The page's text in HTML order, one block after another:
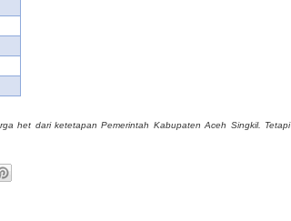
het dari ketetapan Pemerintah Kabupaten Aceh Singkil. Tetapi